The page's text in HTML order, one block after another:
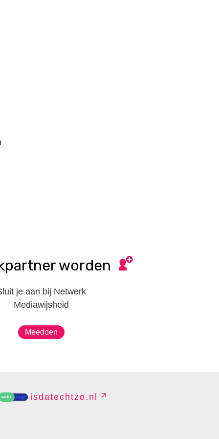
worden
je aan bij Netwerk
Mediawijsheid
Meedoen
isdatechtzo.nl